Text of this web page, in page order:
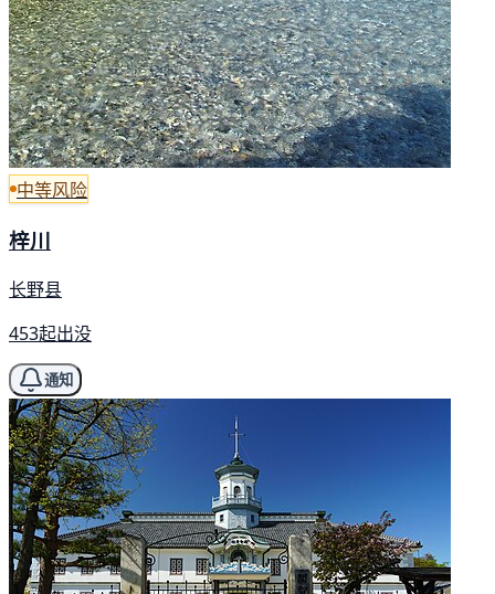
中等风险
梓川
长野县
453起出没
通知